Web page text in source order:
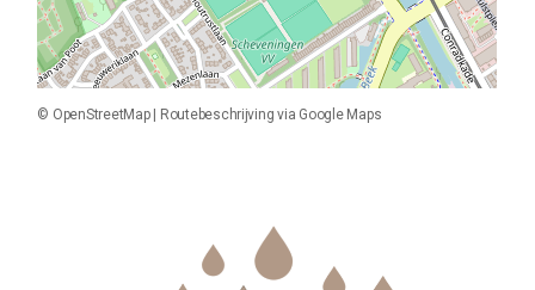
© OpenStreetMap| Routebeschrijving via Google Maps